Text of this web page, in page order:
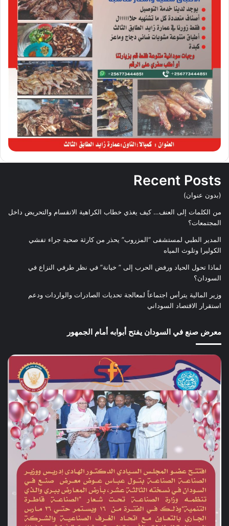
Recent Posts
(بدون عنوان)
من الكلمات إلى العنف… كيف يغذي خطاب الكراهية الانقسام والتحريض داخل
المجتمعات؟
المدير الطبي لمستشفى “المزروب” يحذر من كارثة صحية جراء تفشي
الكوليرا وتلوث المياه
لماذا تحول الحياد ورفض الحرب إلى ” خيانة” في نظر طرفي النزاع في
السودان؟
وزير المالية يترأس اجتماعاً لمعالجة تحديات الصادرات والواردات ودعم
استقرار الاقتصاد السوداني
معرض صنع في السودان يفتح أبوابه أمام الجمهور